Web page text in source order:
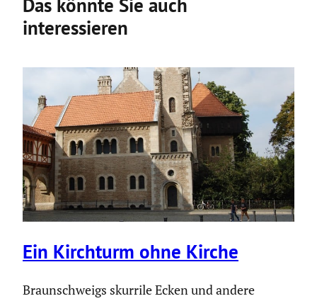
Das könnte Sie auch
interessieren
Ein Kirchturm ohne Kirche
Braun­schweigs skurrile Ecken und andere